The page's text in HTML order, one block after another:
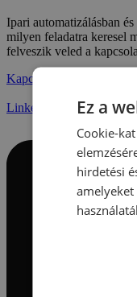
Ipari automatizálásban
milyen feladatra keresel
felveszik veled a
Kapcsolat
Linkedin Ez a
Cookie-
hirdetési